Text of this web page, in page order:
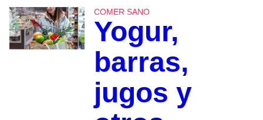
COMER SANO
Yogur,
barras,
jugos y